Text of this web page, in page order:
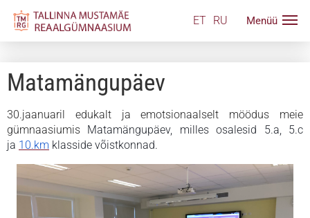
ET RU
Matamängupäev
30.jaanuaril edukalt ja emotsionaalselt möödus meie
gümnaasiumis Matamängupäev, milles osalesid 5.a, 5.c
ja 10.km klasside võistkonnad.